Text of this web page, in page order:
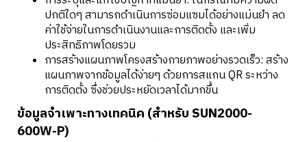
ปกติใดๆ สามารถดำเนินการซ่อมแซมได้อย่างแม่นยำ ลด
ค่าใช้จ่ายในการดำเนินงานและการติดตั้ง และเพิ่ม
ประสิทธิภาพโดยรวม
การสร้างแผนภาพโครงสร้างกายภาพอย่างรวดเร็ว: สร้าง
แผนภาพจากข้อมูลได้ง่ายๆ ด้วยการสแกน QR ระหว่าง
การติดตั้ง ซึ่งช่วยประหยัดเวลาได้มากขึ้น
ข้อมูลจำเพาะทางเทคนิค (สำหรับ SUN2000-
600W-P)